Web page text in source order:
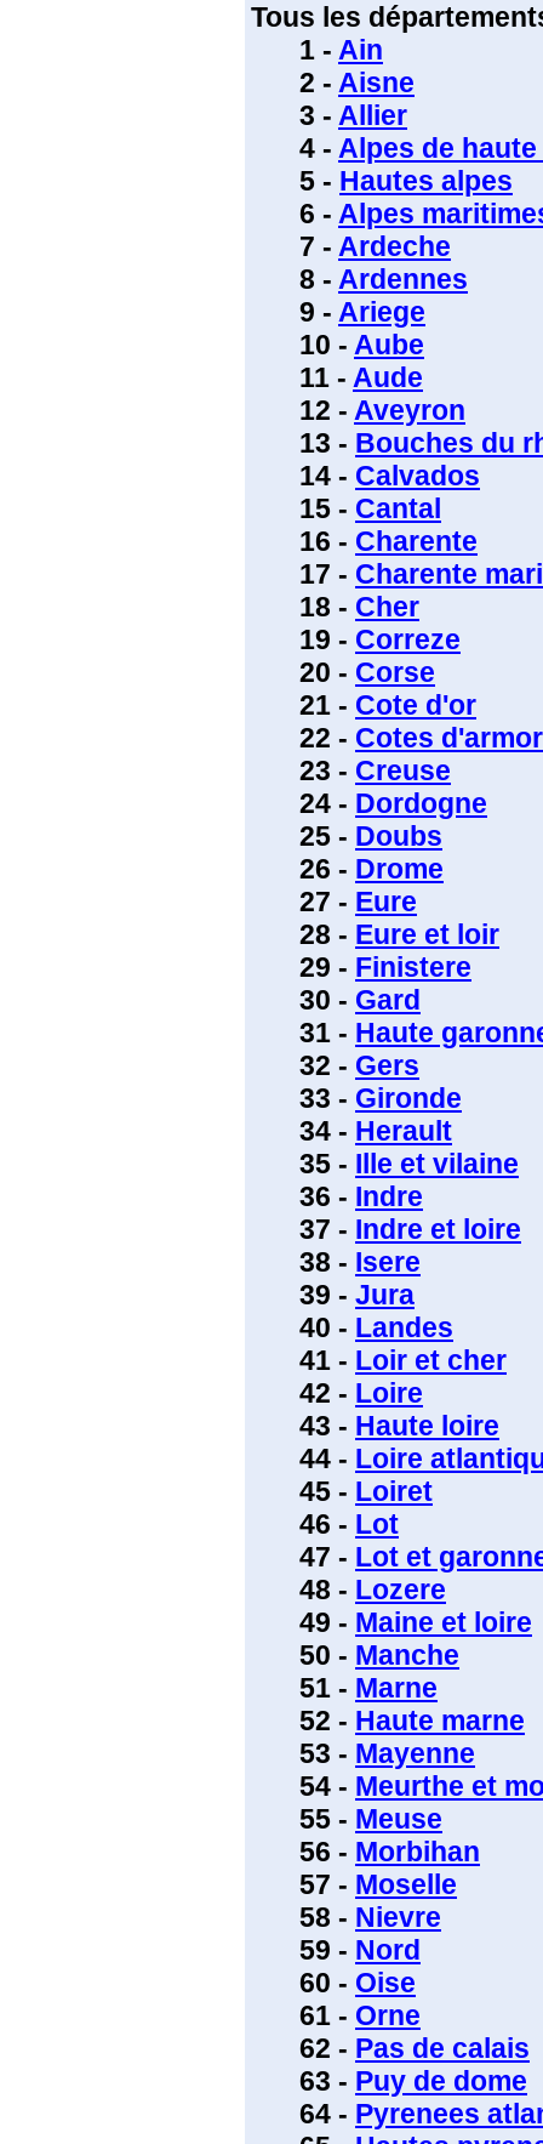
Tous les
1 - Ain
2 - Aisne
3 - Allier
4 - Alpes de
5 - Hautes alpes
6 - Alpes
7 - Ardeche
8 - Ardennes
9 - Ariege
10 - Aube
11 - Aude
12 - Aveyron
13 - Bouches du
14 - Calvados
15 - Cantal
16 - Charente
17 - Charente
18 - Cher
19 - Correze
20 - Corse
21 - Cote d'or
22 - Cotes d'armor
23 - Creuse
24 - Dordogne
25 - Doubs
26 - Drome
27 - Eure
28 - Eure et loir
29 - Finistere
30 - Gard
31 - Haute
32 - Gers
33 - Gironde
34 - Herault
35 - Ille et vilaine
36 - Indre
37 - Indre et loire
38 - Isere
39 - Jura
40 - Landes
41 - Loir et cher
42 - Loire
43 - Haute loire
44 - Loire
45 - Loiret
46 - Lot
47 - Lot et
48 - Lozere
49 - Maine et loire
50 - Manche
51 - Marne
52 - Haute marne
53 - Mayenne
54 - Meurthe et
55 - Meuse
56 - Morbihan
57 - Moselle
58 - Nievre
59 - Nord
60 - Oise
61 - Orne
62 - Pas de calais
63 - Puy de dome
64 - Pyrenees